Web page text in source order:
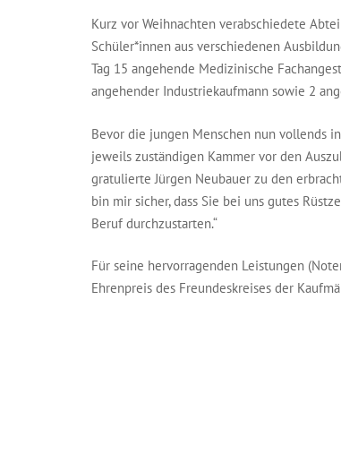
Kurz vor Weihnachten verabschiedete
Schüler*innen aus verschiedenen
Tag 15 angehende Medizinische
angehender Industriekaufmann sowie 2
Bevor die jungen Menschen nun vollends
jeweils zuständigen Kammer vor den
gratulierte Jürgen Neubauer zu den
bin mir sicher, dass Sie bei uns gutes
Beruf durchzustarten.“
Für seine hervorragenden Leistungen
Ehrenpreis des Freundeskreises der